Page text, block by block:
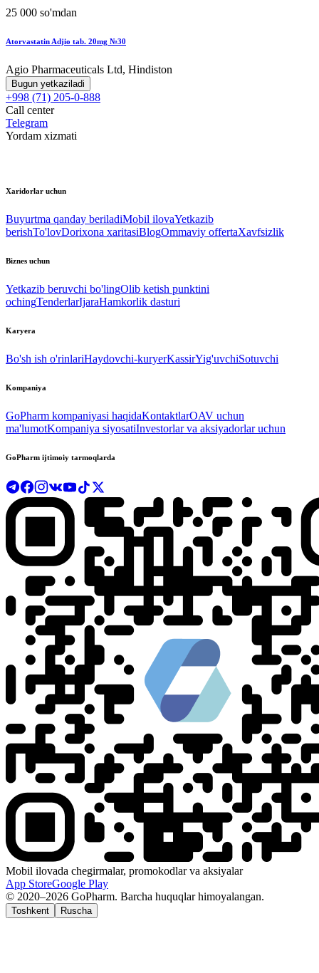
25 000 so'mdan
Atorvastatin Adjio tab. 20mg №30
Agio Pharmaceuticals Ltd, Hindiston
Bugun yetkaziladi
+998 (71) 205-0-888
Call center
Telegram
Yordam xizmati
Xaridorlar uchun
Buyurtma qanday beriladiMobil ilovaYetkazib
berishTo'lovDorixona xaritasiBlogOmmaviy offertaXavfsizlik
Biznes uchun
Yetkazib beruvchi bo'lingOlib ketish punktini
ochingTenderlarIjaraHamkorlik dasturi
Karyera
Bo'sh ish o'rinlariHaydovchi-kuryerKassirYig'uvchiSotuvchi
Kompaniya
GoPharm kompaniyasi haqidaKontaktlarOAV uchun
ma'lumotKompaniya siyosatiInvestorlar va aksiyadorlar uchun
GoPharm ijtimoiy tarmoqlarda
Mobil ilovada chegirmalar, promokodlar va aksiyalar
App StoreGoogle Play
© 2020–2026 GoPharm. Barcha huquqlar himoyalangan.
Toshkent Ruscha